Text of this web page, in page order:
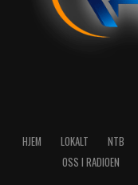
HJEM LOKALT NTB
OSS I RADIOEN